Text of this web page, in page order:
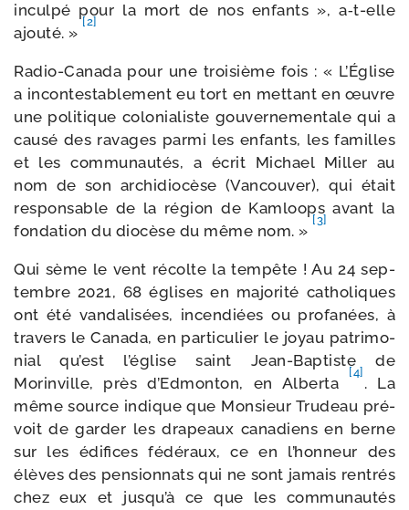
incul­pé pour la mort de nos enfants », a‑t-​elle
ajou­té. »
[2]
Radio-​Canada pour une troi­sième fois : « L’Église
a incon­tes­ta­ble­ment eu tort en met­tant en œuvre
une poli­tique colo­nia­liste gou­ver­ne­men­tale qui a
cau­sé des ravages par­mi les enfants, les familles
et les com­mu­nau­tés, a écrit Michael Miller au
nom de son archi­dio­cèse (Vancouver), qui était
res­pon­sable de la région de Kamloops avant la
fon­da­tion du dio­cèse du même nom. »
[3]
Qui sème le vent récolte la tem­pête ! Au 24 sep­
tembre 2021, 68 églises en majo­ri­té catho­liques
ont été van­da­li­sées, incen­diées ou pro­fa­nées, à
tra­vers le Canada, en par­ti­cu­lier le joyau patri­mo­
nial qu’est l’église saint Jean-​Baptiste de
Morinville, près d’Edmonton, en Alberta
[4]
. La
même source indique que Monsieur Trudeau pré­
voit de gar­der les dra­peaux cana­diens en berne
sur les édi­fices fédé­raux, ce en l’honneur des
élèves des pen­sion­nats qui ne sont jamais ren­trés
chez eux et jusqu’à ce que les com­mu­nau­tés